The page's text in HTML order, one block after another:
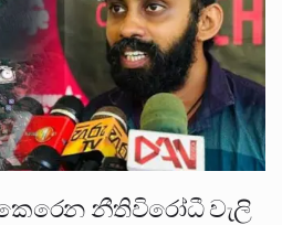
නීතිවිරෝධී වැලි